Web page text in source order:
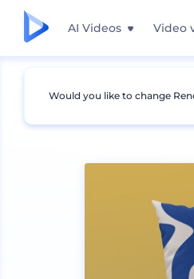
AI Videos Video
Mockups
Would you like to change